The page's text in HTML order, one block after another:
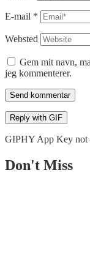
E-mail *
Websted
Gem mit navn,
jeg kommenterer.
Send kommentar
Reply with GIF
GIPHY App Key not
Don't Miss